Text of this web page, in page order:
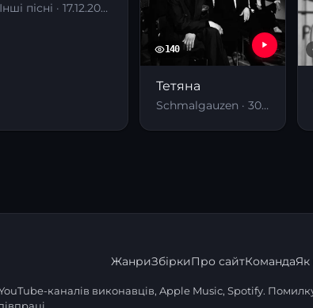
Інші пісні · 17.12.2025
140
Тетяна
Schmalgauzen · 30.09.2024
ЖанриЗбіркиПро сайтКомандаЯк
каналів виконавців, Apple Music, Spotify. Помилку